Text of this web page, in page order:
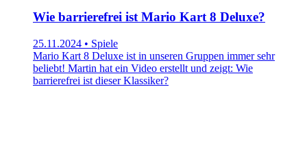
Wie barrierefrei ist Mario Kart 8 Deluxe?
25.11.2024 • Spiele
Mario Kart 8 Deluxe ist in unseren Gruppen immer sehr
beliebt! Martin hat ein Video erstellt und zeigt: Wie
barrierefrei ist dieser Klassiker?